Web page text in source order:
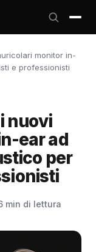
monitor in-
e professionisti
nuovi
ear ad
per
min di lettura